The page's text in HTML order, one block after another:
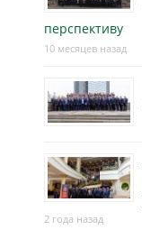
перспективу
10 месяцев назад
2 года назад